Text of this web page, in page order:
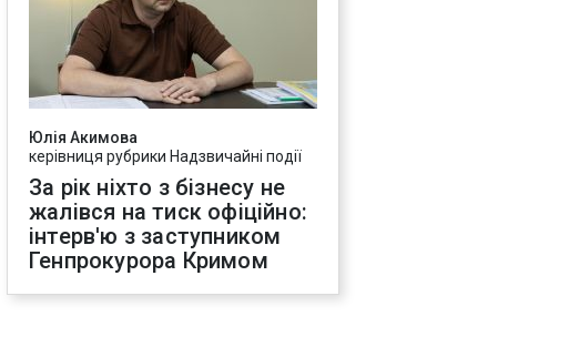
Юлія Акимова
керівниця рубрики Надзвичайні події
За рік ніхто з бізнесу не
жалівся на тиск офіційно:
інтерв'ю з заступником
Генпрокурора Кримом